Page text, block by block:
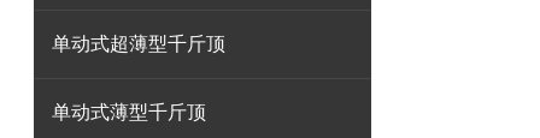
单动式超薄型千斤顶
单动式薄型千斤顶